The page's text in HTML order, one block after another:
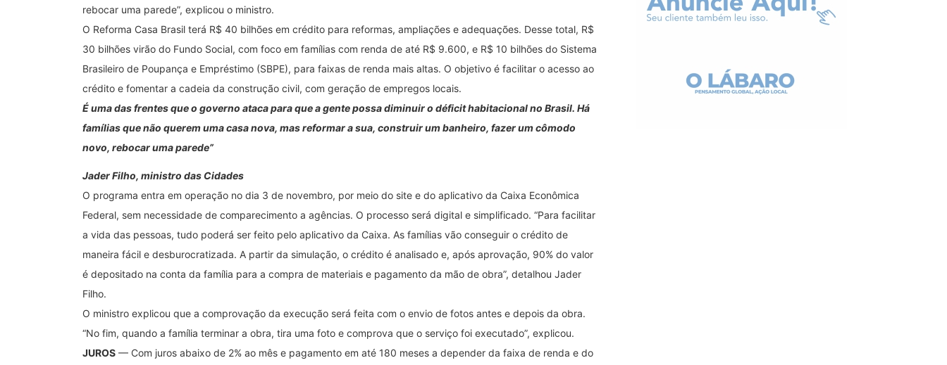
rebocar uma parede”, explicou o ministro.
O Reforma Casa Brasil terá R$ 40 bilhões em crédito para reformas, ampliações e adequações. Desse total, R$
30 bilhões virão do Fundo Social, com foco em famílias com renda de até R$ 9.600, e R$ 10 bilhões do Sistema
Brasileiro de Poupança e Empréstimo (SBPE), para faixas de renda mais altas. O objetivo é facilitar o acesso ao
crédito e fomentar a cadeia da construção civil, com geração de empregos locais.
É uma das frentes que o governo ataca para que a gente possa diminuir o déficit habitacional no Brasil. Há
famílias que não querem uma casa nova, mas reformar a sua, construir um banheiro, fazer um cômodo
novo, rebocar uma parede”
Jader Filho, ministro das Cidades
O programa entra em operação no dia 3 de novembro, por meio do site e do aplicativo da Caixa Econômica
Federal, sem necessidade de comparecimento a agências. O processo será digital e simplificado. “Para facilitar
a vida das pessoas, tudo poderá ser feito pelo aplicativo da Caixa. As famílias vão conseguir o crédito de
maneira fácil e desburocratizada. A partir da simulação, o crédito é analisado e, após aprovação, 90% do valor
é depositado na conta da família para a compra de materiais e pagamento da mão de obra”, detalhou Jader
Filho.
O ministro explicou que a comprovação da execução será feita com o envio de fotos antes e depois da obra.
“No fim, quando a família terminar a obra, tira uma foto e comprova que o serviço foi executado”, explicou.
JUROS — Com juros abaixo de 2% ao mês e pagamento em até 180 meses a depender da faixa de renda e do